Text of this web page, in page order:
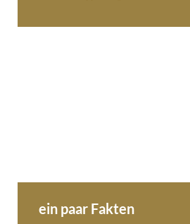
ein paar Fakten